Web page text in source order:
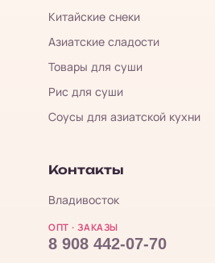
Китайские снеки
Азиатские сладости
Товары для суши
Рис для суши
Соусы для азиатской кухни
Контакты
Владивосток
ОПТ · ЗАКАЗЫ
8 908 442-07-70